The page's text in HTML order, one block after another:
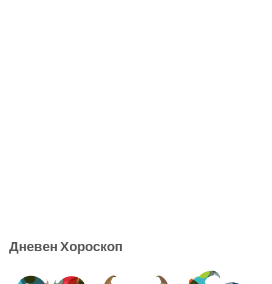
Дневен Хороскоп